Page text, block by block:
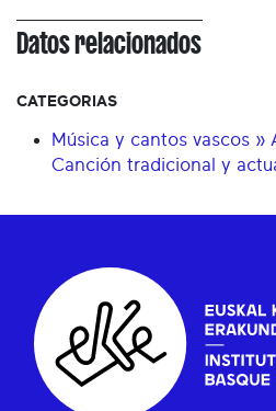
Datos relacionados
CATEGORIAS
Música y cantos vascos »
Canción tradicional y